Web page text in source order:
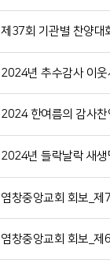
제37회 기관별 찬양대
2024년 추수감사 이
2024 한여름의 감사
2024년 들락날락 새
염창중앙교회 회보_
염창중앙교회 회보_